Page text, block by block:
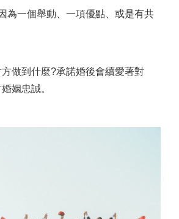
為一個舉動、一項優點、或是有共
做到什麼?承諾婚後會續愛著對
姻忠誠。